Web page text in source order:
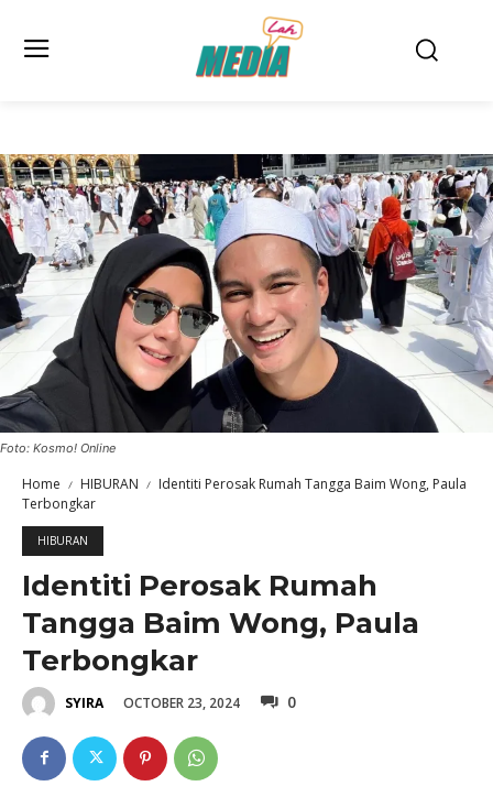
Foto: Kosmo! Online
Home HIBURAN
Identiti Perosak Rumah Tangga Baim Wong, Paula
Terbongkar
HIBURAN
Identiti Perosak Rumah
Tangga Baim Wong, Paula
Terbongkar
SYIRA OCTOBER 23, 2024 0